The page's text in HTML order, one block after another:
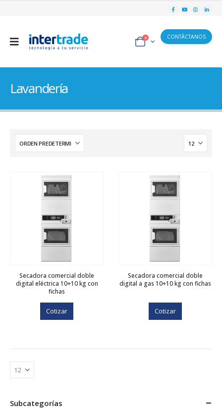
0 CONTÁCTANOS
Lavandería
Secadora comercial doble
digital eléctrica 10+10 kg con
fichas
Cotizar
Secadora comercial doble
digital a gas 10+10 kg con fichas
Cotizar
Subcategorías